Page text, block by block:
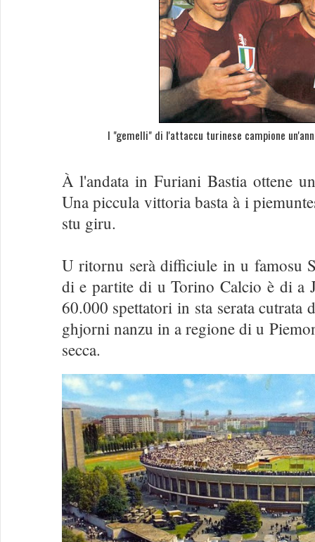
I "gemelli" di l'attaccu turinese campione
À l'andata in Furiani Bastia ottene
Una piccula vittoria basta à i
stu giru.
U ritornu serà difficiule in u famosu
di e partite di u Torino Calcio è di a
60.000 spettatori in sta serata
ghjorni nanzu in a regione di u
secca.